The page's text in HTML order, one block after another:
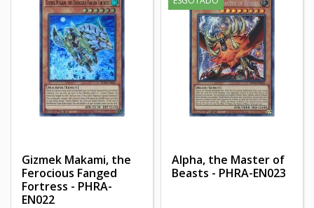
Gizmek Makami, the
Ferocious Fanged
Fortress - PHRA-
EN022
Alpha, the Master of
Beasts - PHRA-EN023